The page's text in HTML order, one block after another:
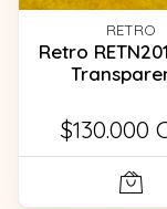
RETRO
Retro
$130.000